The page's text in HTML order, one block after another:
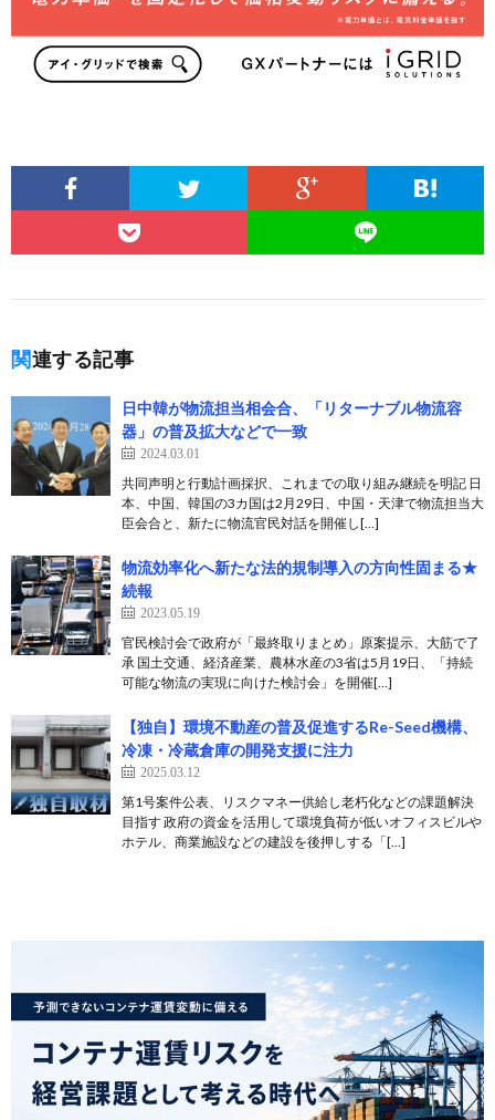
関連する記事
日中韓が物流担当相会合、「リターナブル物流容
器」の普及拡大などで一致
2024.03.01
共同声明と行動計画採択、これまでの取り組み継続を明記 日
本、中国、韓国の3カ国は2月29日、中国・天津で物流担当大
臣会合と、新たに物流官民対話を開催し[…]
物流効率化へ新たな法的規制導入の方向性固まる★
続報
2023.05.19
官民検討会で政府が「最終取りまとめ」原案提示、大筋で了
承 国土交通、経済産業、農林水産の3省は5月19日、「持続
可能な物流の実現に向けた検討会」を開催[…]
【独自】環境不動産の普及促進するRe-Seed機構、
冷凍・冷蔵倉庫の開発支援に注力
2025.03.12
第1号案件公表、リスクマネー供給し老朽化などの課題解決
目指す 政府の資金を活用して環境負荷が低いオフィスビルや
ホテル、商業施設などの建設を後押しする「[…]